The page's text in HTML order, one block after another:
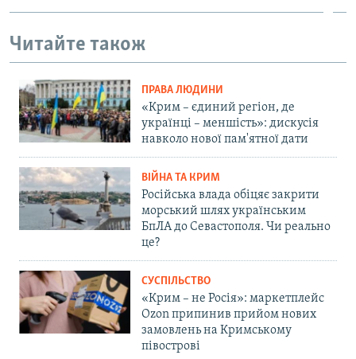
Читайте також
ПРАВА ЛЮДИНИ
«Крим – єдиний регіон, де
українці – меншість»: дискусія
навколо нової пам'ятної дати
ВІЙНА ТА КРИМ
Російська влада обіцяє закрити
морський шлях українським
БпЛА до Севастополя. Чи реально
це?
СУСПІЛЬСТВО
«Крим – не Росія»: маркетплейс
Ozon припинив прийом нових
замовлень на Кримському
півострові